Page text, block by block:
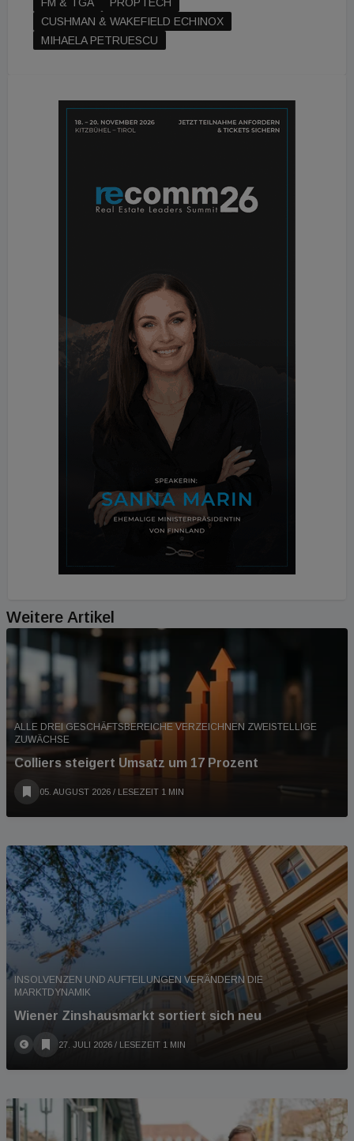
CUSHMAN & WAKEFIELD ECHINOX
MIHAELA PETRUESCU
Weitere Artikel
ALLE DREI GESCHÄFTSBEREICHE VERZEICHNEN ZWEISTELLIGE
ZUWÄCHSE
Colliers steigert Umsatz um 17 Prozent
05. AUGUST 2026 / LESEZEIT 1 MIN
INSOLVENZEN UND AUFTEILUNGEN VERÄNDERN DIE
MARKTDYNAMIK
Wiener Zinshausmarkt sortiert sich neu
27. JULI 2026 / LESEZEIT 1 MIN